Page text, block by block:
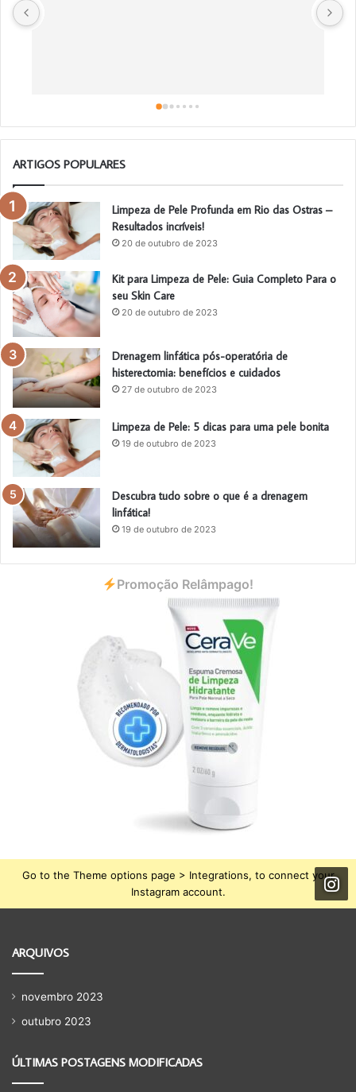
ARTIGOS POPULARES
Limpeza de Pele Profunda em Rio das Ostras –
Resultados incríveis!
20 de outubro de 2023
Kit para Limpeza de Pele: Guia Completo Para o
seu Skin Care
20 de outubro de 2023
Drenagem linfática pós-operatória de
histerectomia: benefícios e cuidados
27 de outubro de 2023
Limpeza de Pele: 5 dicas para uma pele bonita
19 de outubro de 2023
Descubra tudo sobre o que é a drenagem
linfática!
19 de outubro de 2023
Promoção Relâmpago!
Go to the Theme options page > Integrations, to connect your
Instagram account.
ARQUIVOS
novembro 2023
outubro 2023
ÚLTIMAS POSTAGENS MODIFICADAS